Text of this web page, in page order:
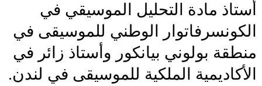
أستاذ مادة التحليل الموسيقي في
الكونسرفاتوار الوطني للموسيقى في
منطقة بولوني بيانكور وأستاذ زائر في
الأكاديمية الملكية للموسيقى في لندن.